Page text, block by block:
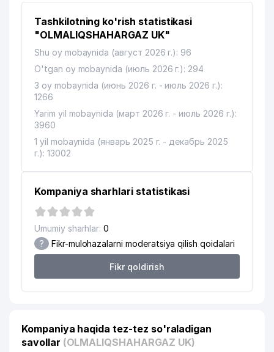
Tashkilotning ko'rish statistikasi
"OLMALIQSHAHARGAZ UK"
Shu oy mobaynida (август 2026 г.): 96
O'tgan oy mobaynida (июль 2026 г.): 294
3 oy mobaynida (июнь 2026 г. - июль 2026 г.):
1266
Yarim yil mobaynida (март 2026 г. - июль 2026 г.):
3960
1 yil mobaynida (январь 2025 г. - декабрь 2025
г.): 13002
Kompaniya sharhlari statistikasi
Umumiy sharhlar: 0
? Fikr-mulohazalarni moderatsiya qilish qoidalari
Fikr qoldirish
Kompaniya haqida tez-tez so'raladigan
savollar (OLMALIQSHAHARGAZ UK)